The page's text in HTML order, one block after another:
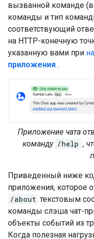
вызванной команде
команды и тип
соответствующий
на HTTP-конечную
указанную вами при
приложения .
Приложение чата
команду /help ,
Приведенный ниже
приложения, которое
/about текстовым
команды слэша чат-
объекты событий из
Когда полезная